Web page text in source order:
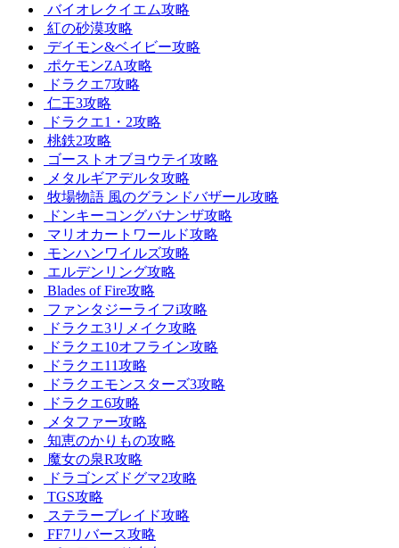
バイオレクイエム攻略
紅の砂漠攻略
デイモン&ベイビー攻略
ポケモンZA攻略
ドラクエ7攻略
仁王3攻略
ドラクエ1・2攻略
桃鉄2攻略
ゴーストオブヨウテイ攻略
メタルギアデルタ攻略
牧場物語 風のグランドバザール攻略
ドンキーコングバナンザ攻略
マリオカートワールド攻略
モンハンワイルズ攻略
エルデンリング攻略
Blades of Fire攻略
ファンタジーライフi攻略
ドラクエ3リメイク攻略
ドラクエ10オフライン攻略
ドラクエ11攻略
ドラクエモンスターズ3攻略
ドラクエ6攻略
メタファー攻略
知恵のかりもの攻略
魔女の泉R攻略
ドラゴンズドグマ2攻略
TGS攻略
ステラーブレイド攻略
FF7リバース攻略